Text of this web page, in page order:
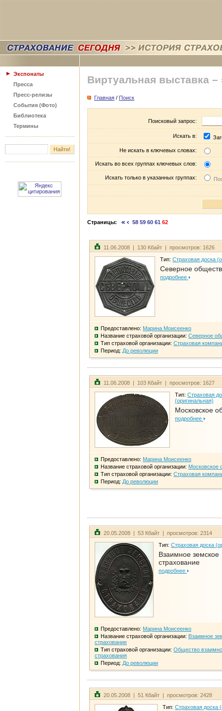
Экспонаты
Пресса
Пресс-релизы
События (Фото)
Библиотека
Термины
Виртуальная выставка –
Главная / Поиск
Поисковый запрос:
Искать в:
Не искать в ключевых словах:
Искать во всех группах ключевых слов:
Искать только в указанных группах:
Страницы: 58 59 60 61 62
11.06.2008 | 130 Кбайт | просмотров: 1626
Тип: Страховая доска
Северное
подробнее
Предоставлено: Марина Моисеенко
Название страховой организации: Северное
Тип страховой организации: Страховая
Период: До революции
11.06.2008 | 103 Кбайт | просмотров: 1627
Тип: Страховая
(оригинальная)
Московское
подробнее
Предоставлено: Марина Моисеенко
Название страховой организации: Московское
Тип страховой организации: Страховая
Период: До революции
20.05.2008 | 53 Кбайт | просмотров: 2314
Тип: Страховая доска
Взаимное земское
страхование
подробнее
Предоставлено: Марина Моисеенко
Название страховой организации: Взаимное
страхование
Тип страховой организации: Общество
страхования
Период: До революции
20.05.2008 | 51 Кбайт | просмотров: 2428
Тип: Страховая доска